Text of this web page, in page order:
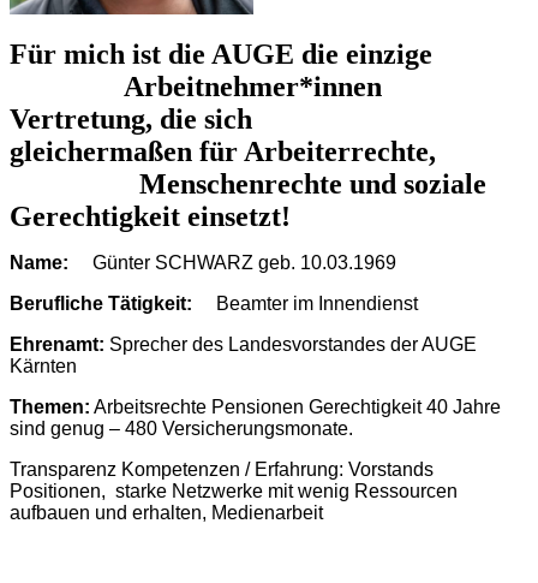
Für mich ist die AUGE die einzige
Arbeitnehmer*innen
Vertretung, die sich
gleichermaßen für Arbeiterrechte,
Menschenrechte und soziale
Gerechtigkeit einsetzt!
Name:
Günter SCHWARZ geb. 10.03.1969
Berufliche Tätigkeit: Beamter im Innendienst
Ehrenamt: Sprecher des Landesvorstandes der AUGE
Kärnten
Themen: Arbeitsrechte Pensionen Gerechtigkeit 40 Jahre
sind genug – 480 Versicherungsmonate.
Transparenz Kompetenzen / Erfahrung: Vorstands
Positionen, starke Netzwerke mit wenig Ressourcen
aufbauen und erhalten, Medienarbeit